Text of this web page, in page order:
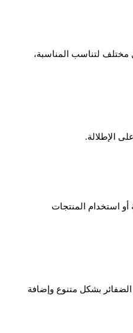
مختلف لتناسب المناسبة،
الإطلالة.
استخدام المنتجات
بشكل متنوع وإضافة